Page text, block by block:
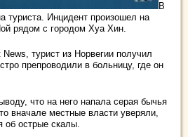
В
туриста. Инцидент произошел на
рядом с городом Хуа Хин.
турист из Норвегии получил
препроводили в больницу, где он
что на него напала серая бычья
вначале местные власти уверяли,
об острые скалы.